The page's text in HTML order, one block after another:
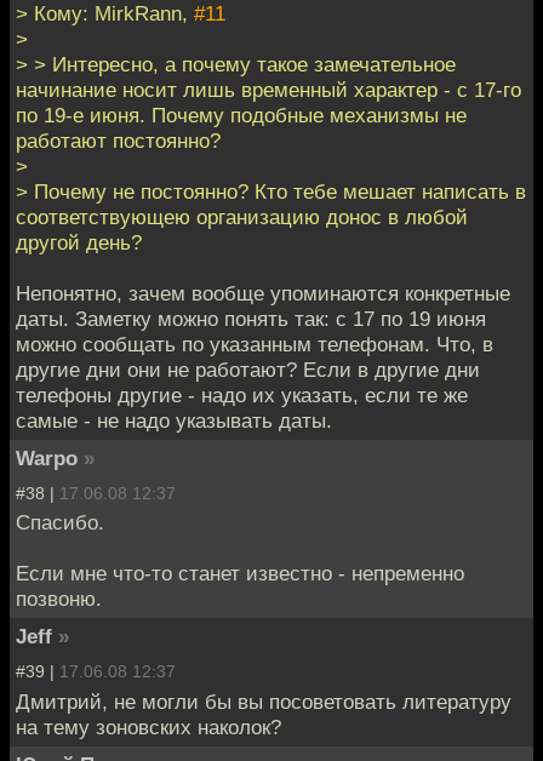
> Кому: MirkRann, #11
>
> > Интересно, а почему такое замечательное
начинание носит лишь временный характер - с 17-го
по 19-е июня. Почему подобные механизмы не
работают постоянно?
>
> Почему не постоянно? Кто тебе мешает написать в
соответствующею организацию донос в любой
другой день?
Непонятно, зачем вообще упоминаются конкретные
даты. Заметку можно понять так: с 17 по 19 июня
можно сообщать по указанным телефонам. Что, в
другие дни они не работают? Если в другие дни
телефоны другие - надо их указать, если те же
самые - не надо указывать даты.
Warpo »
#38 | 17.06.08 12:37
Спасибо.
Если мне что-то станет известно - непременно
позвоню.
Jeff »
#39 | 17.06.08 12:37
Дмитрий, не могли бы вы посоветовать литературу
на тему зоновских наколок?